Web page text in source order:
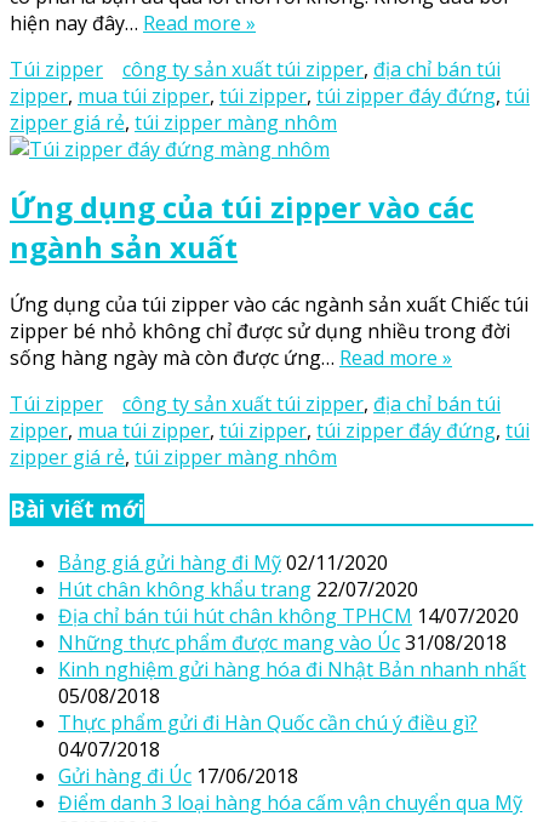
hiện nay đây… Read more »
Túi zipper
công ty sản xuất túi zipper, địa chỉ bán túi
zipper, mua túi zipper, túi zipper, túi zipper đáy đứng, túi
zipper giá rẻ, túi zipper màng nhôm
Ứng dụng của túi zipper vào các
ngành sản xuất
Ứng dụng của túi zipper vào các ngành sản xuất Chiếc túi
zipper bé nhỏ không chỉ được sử dụng nhiều trong đời
sống hàng ngày mà còn được ứng… Read more »
Túi zipper
công ty sản xuất túi zipper, địa chỉ bán túi
zipper, mua túi zipper, túi zipper, túi zipper đáy đứng, túi
zipper giá rẻ, túi zipper màng nhôm
Bài viết mới
Bảng giá gửi hàng đi Mỹ02/11/2020
Hút chân không khẩu trang 22/07/2020
Địa chỉ bán túi hút chân không TPHCM 14/07/2020
Những thực phẩm được mang vào Úc31/08/2018
Kinh nghiệm gửi hàng hóa đi Nhật Bản nhanh nhất
05/08/2018
Thực phẩm gửi đi Hàn Quốc cần chú ý điều gì?
04/07/2018
Gửi hàng đi Úc 17/06/2018
Điểm danh 3 loại hàng hóa cấm vận chuyển qua Mỹ